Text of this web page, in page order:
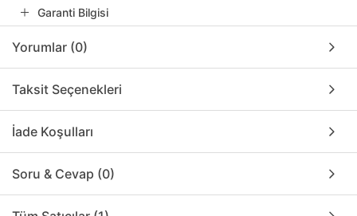
Garanti Bilgisi
Yorumlar (0)
Taksit Seçenekleri
İade Koşulları
Soru & Cevap (0)